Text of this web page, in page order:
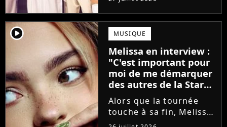
minutes avant le show,
trois élèves ont
annoncé ne pas vouloir
monter sur scène pour
des raisons politiques.
Leur...
player2 MUSIQUE
Melissa en interview :
"C'est important pour
moi de me démarquer
des autres de la Star
Academy"
Alors que la tournée
touche à sa fin, Melissa
se confie en interview